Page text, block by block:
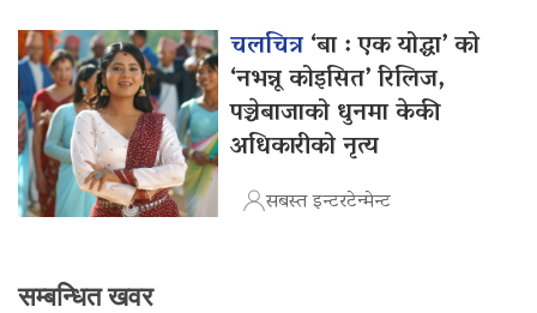
चलचित्र‘बा : एक योद्धा’ को
‘नभन्नू कोइसित’ रिलिज,
पञ्चेबाजाको धुनमा केकी
अधिकारीको नृत्य
सबस्त इन्टरटेन्मेन्ट
सम्बन्धित खवर